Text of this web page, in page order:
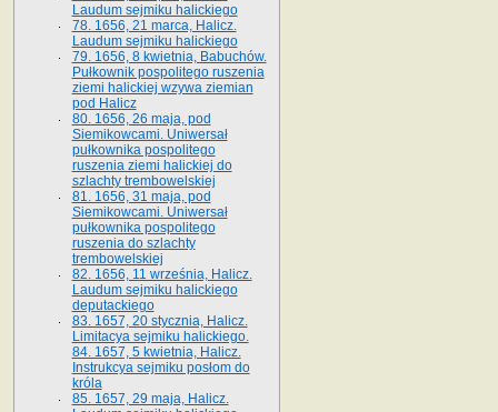
Laudum sejmiku halickiego
78. 1656, 21 marca, Halicz.
Laudum sejmiku halickiego
79. 1656, 8 kwietnia, Babuchów.
Pułkownik pospolitego ruszenia
ziemi halickiej wzywa ziemian
pod Halicz
80. 1656, 26 maja, pod
Siemikowcami. Uniwersał
pułkownika pospolitego
ruszenia ziemi halickiej do
szlachty trembowelskiej
81. 1656, 31 maja, pod
Siemikowcami. Uniwersał
pułkownika pospolitego
ruszenia do szlachty
trembowelskiej
82. 1656, 11 września, Halicz.
Laudum sejmiku halickiego
deputackiego
83. 1657, 20 stycznia, Halicz.
Limitacya sejmiku halickiego.
84. 1657, 5 kwietnia, Halicz.
Instrukcya sejmiku posłom do
króla
85. 1657, 29 maja, Halicz.